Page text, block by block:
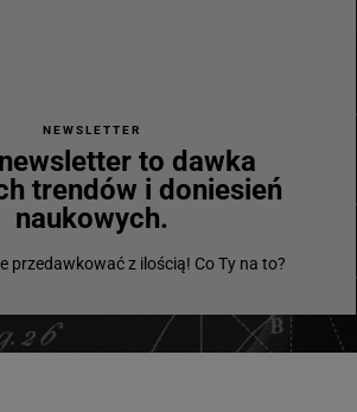
NEWSLETTER
to dawka
trendów i doniesień
naukowych.
przedawkować z ilością! Co Ty na to?